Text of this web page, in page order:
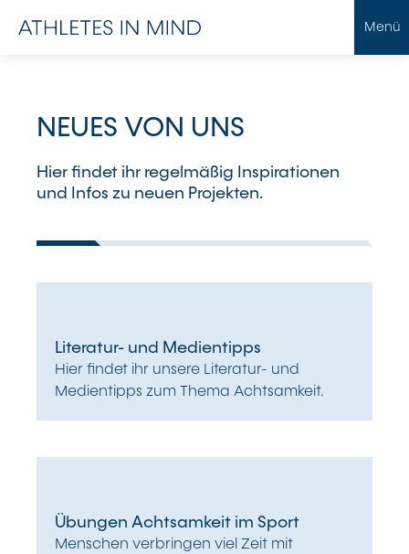
Menü
NEUES VON UNS
Hier findet ihr regelmäßig Inspirationen
und Infos zu neuen Projekten.
Literatur- und Medientipps
Hier findet ihr unsere Literatur- und
Medientipps zum Thema Achtsamkeit.
Übungen Achtsamkeit im Sport
Menschen verbringen viel Zeit mit